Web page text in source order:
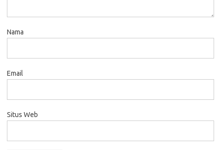
Nama
Email
Situs Web